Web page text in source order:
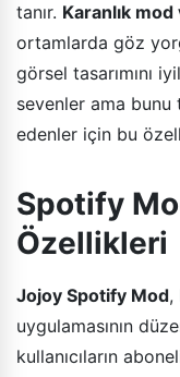
tanır. Karanlık
ortamlarda göz
görsel tasarımını
sevenler ama
edenler için bu
Spotify
Özellikleri
Jojoy Spotify Mod,
uygulamasının
kullanıcıların